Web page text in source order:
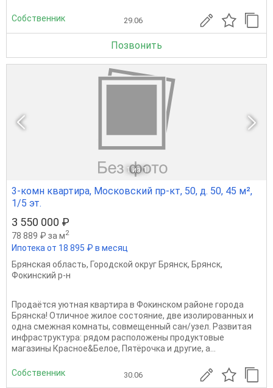
Собственник 29.06
Позвонить
1 из 1
3-комн квартира, Московский пр-кт, 50, д. 50, 45 м²,
1/5 эт.
3 550 000 ₽
78 889 ₽ за м2
Ипотека от 18 895 ₽ в месяц
Брянская область, Городской округ Брянск, Брянск,
Фокинский р-н
Продаётся уютная квартира в Фокинском районе города
Брянска! Отличное жилое состояние, две изолированных и
одна смежная комнаты, совмещенный сан/узел. Развитая
инфраструктура: рядом расположены продуктовые
магазины Красное&Белое, Пятёрочка и другие, а...
Собственник 30.06